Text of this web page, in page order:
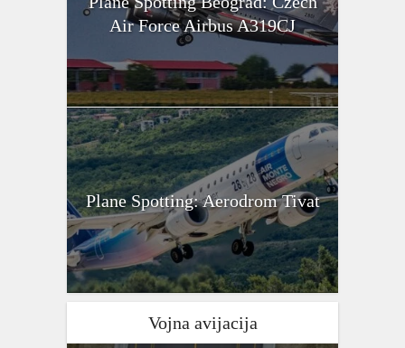
Air Force Airbus A319CJ
Plane Spotting: Aerodrom Tivat
Vojna avijacija